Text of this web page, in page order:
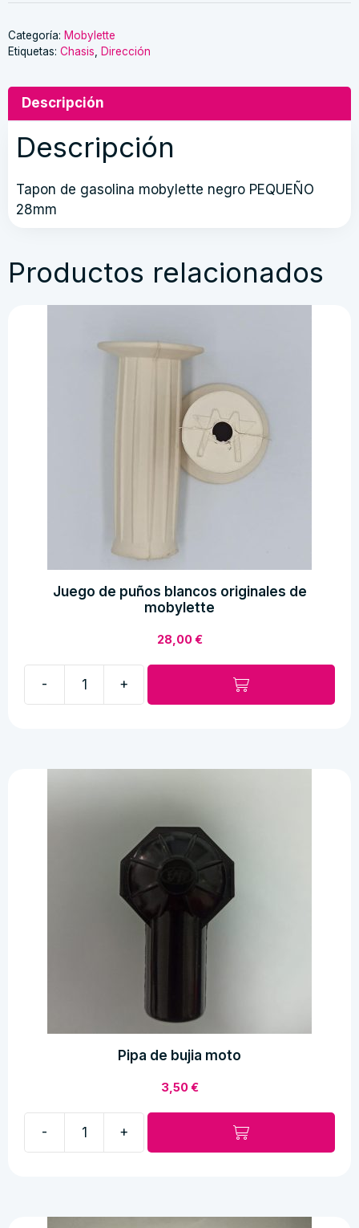
cantidad
Categoría: Mobylette
Etiquetas: Chasis Dirección
Descripción
Descripción
Tapon de gasolina mobylette negro PEQUEÑO
28mm
Productos relacionados
Juego de puños blancos originales de
mobylette
28,00€
-
originales
cantidad
+
Pipa de bujia moto
3,50€
-
cantidad
+